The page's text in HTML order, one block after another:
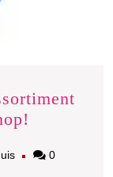
maanenmuis
0